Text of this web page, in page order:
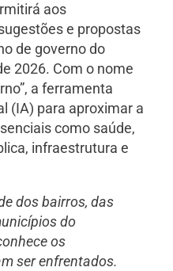
aos
e propostas
de governo do
2026. Com o nome
a ferramenta
(IA) para aproximar a
como saúde,
infraestrutura e
dos bairros, das
do
os
ser enfrentados.